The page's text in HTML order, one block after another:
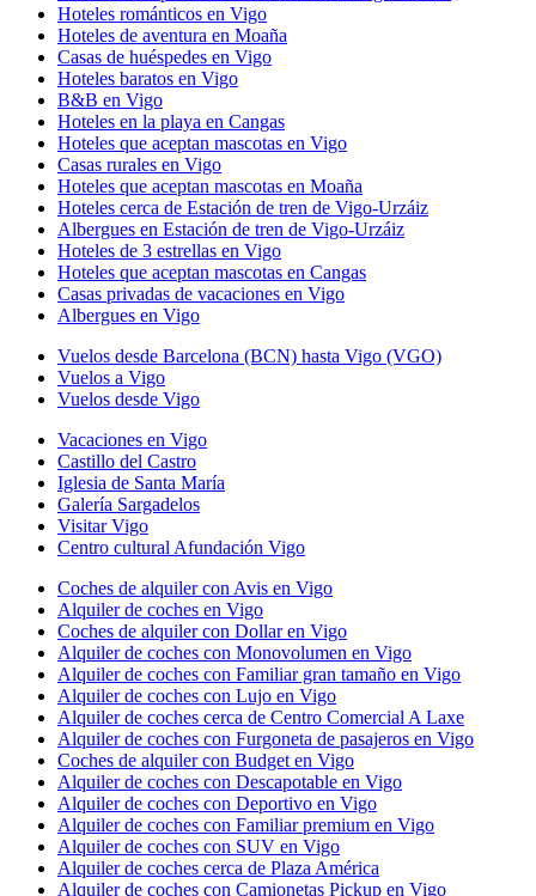
Hoteles románticos en Vigo
Hoteles de aventura en Moaña
Casas de huéspedes en Vigo
Hoteles baratos en Vigo
B&B en Vigo
Hoteles en la playa en Cangas
Hoteles que aceptan mascotas en Vigo
Casas rurales en Vigo
Hoteles que aceptan mascotas en Moaña
Hoteles cerca de Estación de tren de Vigo-Urzáiz
Albergues en Estación de tren de Vigo-Urzáiz
Hoteles de 3 estrellas en Vigo
Hoteles que aceptan mascotas en Cangas
Casas privadas de vacaciones en Vigo
Albergues en Vigo
Vuelos desde Barcelona (BCN) hasta Vigo (VGO)
Vuelos a Vigo
Vuelos desde Vigo
Vacaciones en Vigo
Castillo del Castro
Iglesia de Santa María
Galería Sargadelos
Visitar Vigo
Centro cultural Afundación Vigo
Coches de alquiler con Avis en Vigo
Alquiler de coches en Vigo
Coches de alquiler con Dollar en Vigo
Alquiler de coches con Monovolumen en Vigo
Alquiler de coches con Familiar gran tamaño en Vigo
Alquiler de coches con Lujo en Vigo
Alquiler de coches cerca de Centro Comercial A Laxe
Alquiler de coches con Furgoneta de pasajeros en Vigo
Coches de alquiler con Budget en Vigo
Alquiler de coches con Descapotable en Vigo
Alquiler de coches con Deportivo en Vigo
Alquiler de coches con Familiar premium en Vigo
Alquiler de coches con SUV en Vigo
Alquiler de coches cerca de Plaza América
Alquiler de coches con Camionetas Pickup en Vigo